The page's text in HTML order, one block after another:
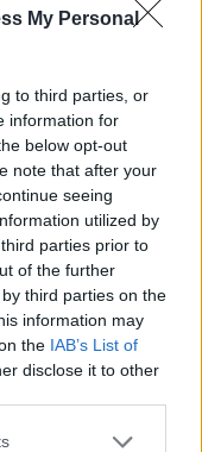
My Personal
to third parties, or
information for
below opt-out
note that after your
seeing
utilized by
parties prior to
of the further
third parties on the
information may
the IAB’s List of
disclose it to other
τον Ιούλιο
Ρεκόρ EBITDA στο α'
στα 550 εκατ. ευρώ –
κέρδη 313 εκατ. ευρώ
Mobility
και Novibet